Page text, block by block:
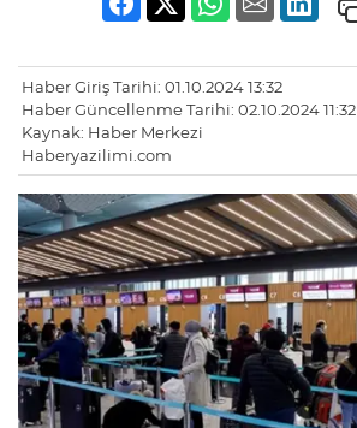
Haber Giriş Tarihi: 01.10.2024 13:32
Haber Güncellenme Tarihi: 02.10.2024 11:32
Kaynak: Haber Merkezi
Haberyazilimi.com